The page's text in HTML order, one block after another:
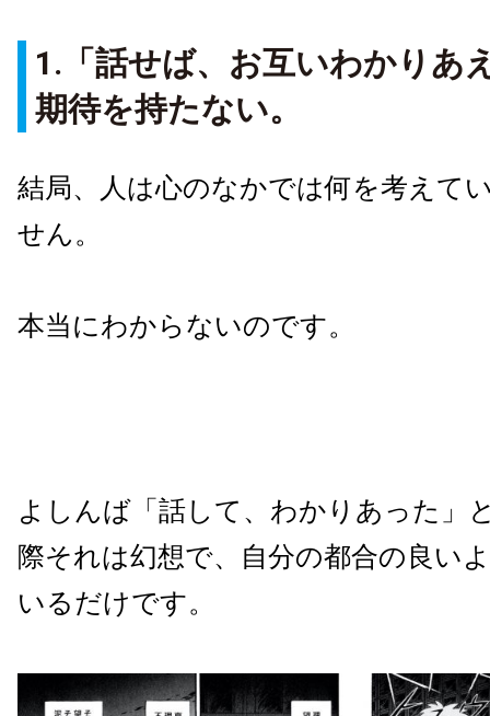
1.「話せば、お互いわかりあ
期待を持たない。
結局、人は心のなかでは何を考えて
せん。
本当にわからないのです。
よしんば「話して、わかりあった」
際それは幻想で、自分の都合の良い
いるだけです。